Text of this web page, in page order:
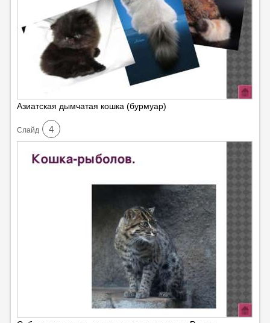
Азиатская дымчатая кошка (бурмуар)
Cлайд 4